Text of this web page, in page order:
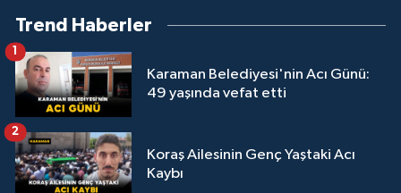
Trend Haberler
Karaman Belediyesi'nin Acı Günü:
49 yaşında vefat etti
1
Koraş Ailesinin Genç Yaştaki Acı
Kaybı
2